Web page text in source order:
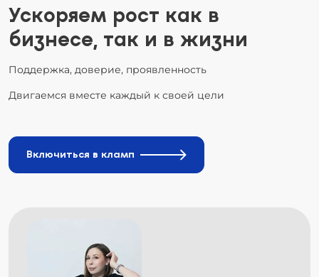
Ускоряем рост как в
бизнесе, так и в жизни
Поддержка, доверие, проявленность
Двигаемся вместе каждый к своей цели
Включиться в кламп